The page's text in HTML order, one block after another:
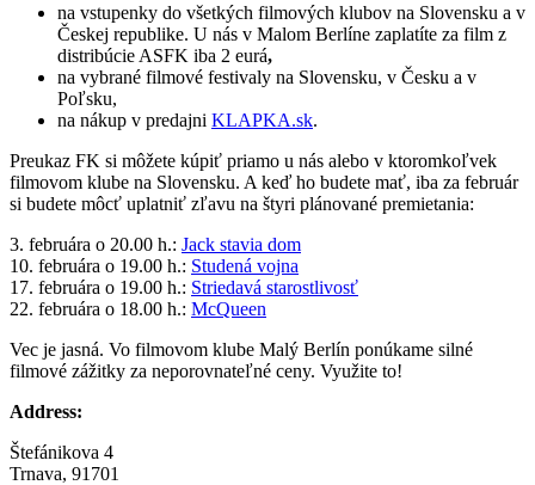
na vstupenky do všetkých filmových klubov na Slovensku a v
Českej republike. U nás v Malom Berlíne zaplatíte za film z
distribúcie ASFK iba 2 eurá,
na vybrané filmové festivaly na Slovensku, v Česku a v
Poľsku,
na nákup v predajni KLAPKA.sk.
Preukaz FK si môžete kúpiť priamo u nás alebo v ktoromkoľvek
filmovom klube na Slovensku. A keď ho budete mať, iba za február
si budete môcť uplatniť zľavu na štyri plánované premietania:
3. februára o 20.00 h.: Jack stavia dom
10. februára o 19.00 h.: Studená vojna
17. februára o 19.00 h.: Striedavá starostlivosť
22. februára o 18.00 h.: McQueen
Vec je jasná. Vo filmovom klube Malý Berlín ponúkame silné
filmové zážitky za neporovnateľné ceny. Využite to!
Address:
Štefánikova 4
Trnava, 91701